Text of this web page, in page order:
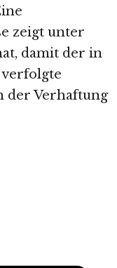
zeigt unter
damit der in
verfolgte
der Verhaftung